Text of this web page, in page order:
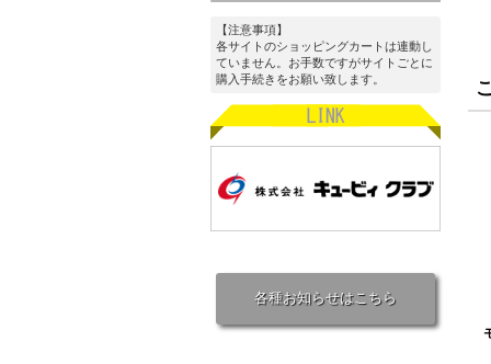
【注意事項】
各サイトのショッピングカートは連動し
ていません。お手数ですがサイトごとに
購入手続きをお願い致します。
各種お知らせはこちら